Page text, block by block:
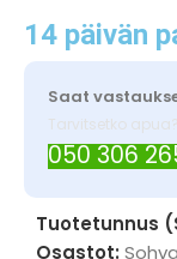
14 päivän
Saat
Tarvitsetko
050 306
Tuotetunnus
Osastot: